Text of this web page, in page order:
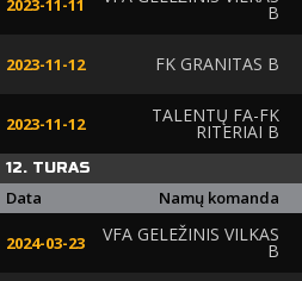
2023-11-11 B
2023-11-12 FK GRANITAS B
2023-11-12 TALENTŲ FA-FK
RITERIAI B
12. TURAS
Data Namų komanda
2024-03-23 VFA GELEŽINIS VILKAS
B